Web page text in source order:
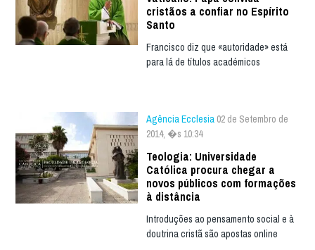
cristãos a confiar no Espírito
Santo
Francisco diz que «autoridade» está
para lá de títulos académicos
Agência Ecclesia 02 de Setembro de
2014, �s 10:34
Teologia: Universidade
Católica procura chegar a
novos públicos com formações
à distância
Introduções ao pensamento social e à
doutrina cristã são apostas online